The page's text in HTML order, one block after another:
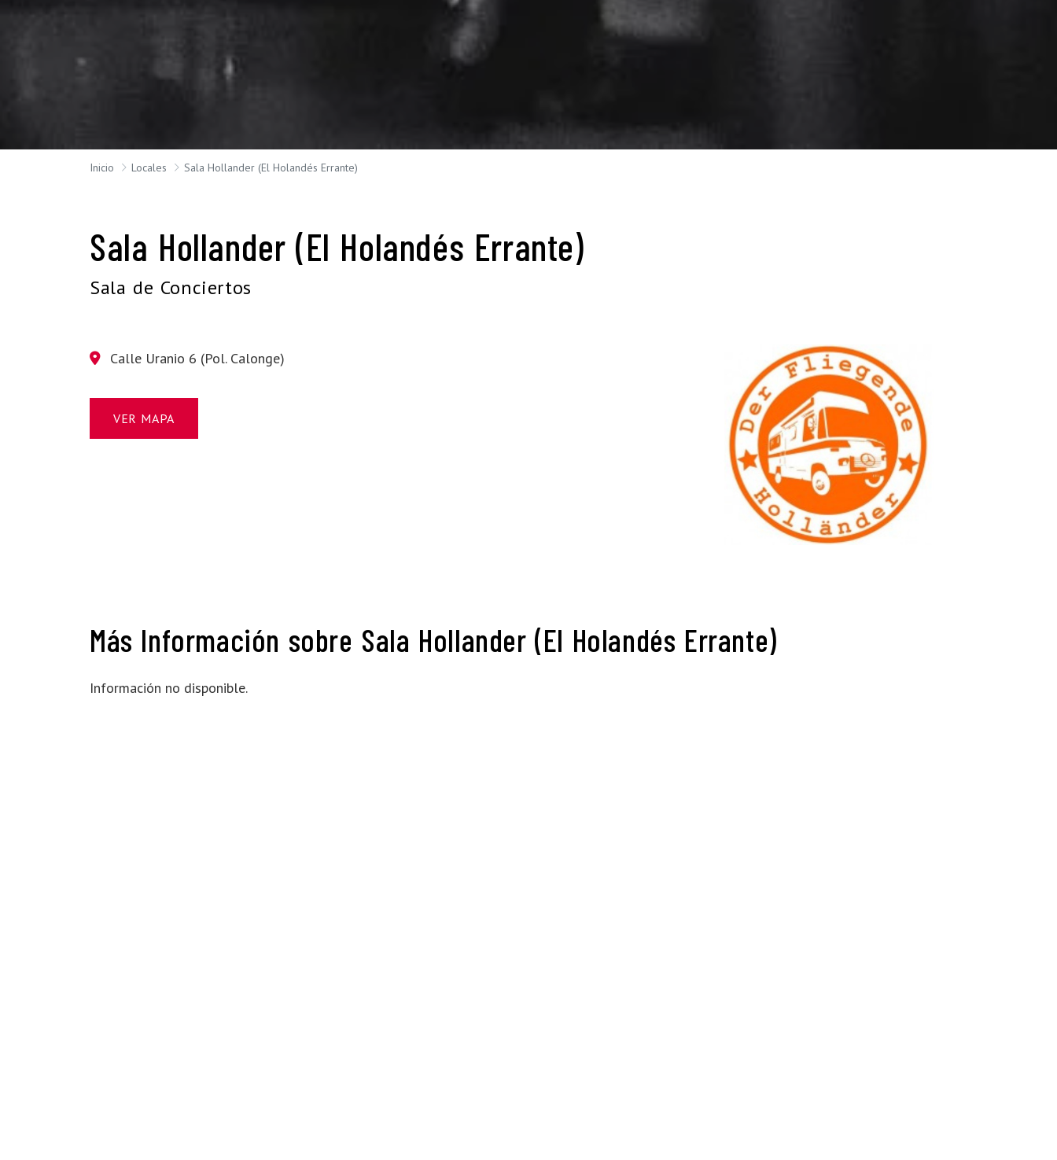
Inicio Locales Sala Hollander (El Holandés Errante)
Sala Hollander (El Holandés Errante)
Sala de Conciertos
Calle Uranio 6 (Pol. Calonge)
VER MAPA
Más Información sobre Sala Hollander (El Holandés Errante)
Información no disponible.